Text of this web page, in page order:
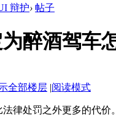
辩护› 帖子
醉酒驾车
全部楼层 |阅读模式
律处罚之外更多的代